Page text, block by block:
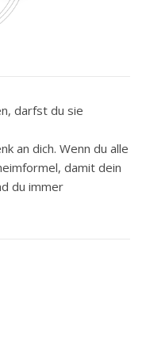
darfst du sie
an dich. Wenn du alle
damit dein
du immer